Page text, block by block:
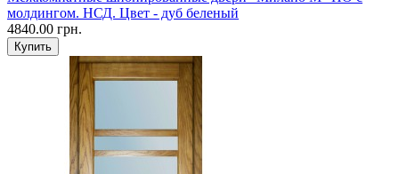
молдингом. НСД. Цвет - дуб беленый
4840.00 грн.